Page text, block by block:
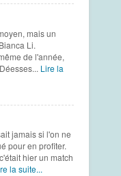
mais un
Li.
de l'année,
Lire la
jamais si l'on ne
pour en profiter.
hier un match
la suite...